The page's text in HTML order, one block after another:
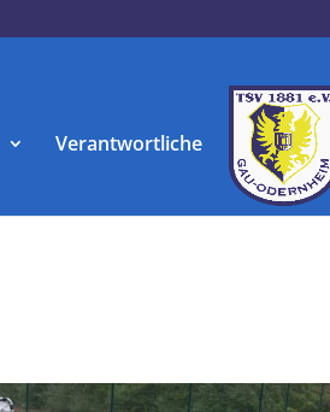
Verantwortliche